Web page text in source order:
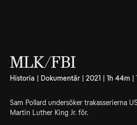
MLK/FBI
Historia | Dokumentär | 2021 | 1h 44m |
Sam Pollard undersöker trakasserierna
Martin Luther King Jr. för.